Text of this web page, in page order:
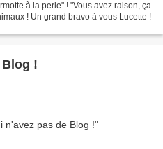
à la perle" ! "Vous avez raison, ça
! Un grand bravo à vous Lucette !
!